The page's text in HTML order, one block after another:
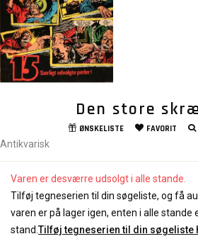
Den store
ØNSKELISTE FAVORIT
Antikvarisk
Varen er desværre udsolgt i alle stande.
Tilføj tegneserien til din søgeliste, og få
varen er på lager igen, enten i alle stande
stand.Tilføj tegneserien til din søgeliste